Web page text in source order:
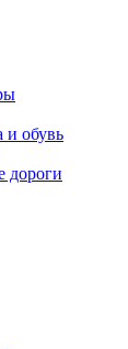
и обувь
дороги